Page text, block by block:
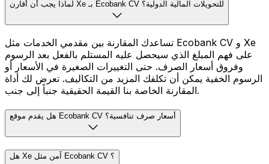
لماذا يجب أن أقارن Xe بـ Ecobank CV للتحويلات المالية الدولية؟
تساعدك المقارنة بين مقدمي الخدمات مثل Ecobank CV و Xe
على فهم المبلغ الذي سيحصل عليه المستلم بالفعل بعد الرسوم
وفروق أسعار الصرف. حتى التغييرات الصغيرة في الأسعار أو
الرسوم الخفية يمكن أن تكلفك المزيد من التكاليف. تعرض لك أداة
المقارنة الخاصة بنا القيمة الحقيقية جنباً إلى جنب.
هل يقدم موقع Ecobank CV أسعار صرف تنافسية؟
هل Xe آمن مثل Ecobank CV ؟